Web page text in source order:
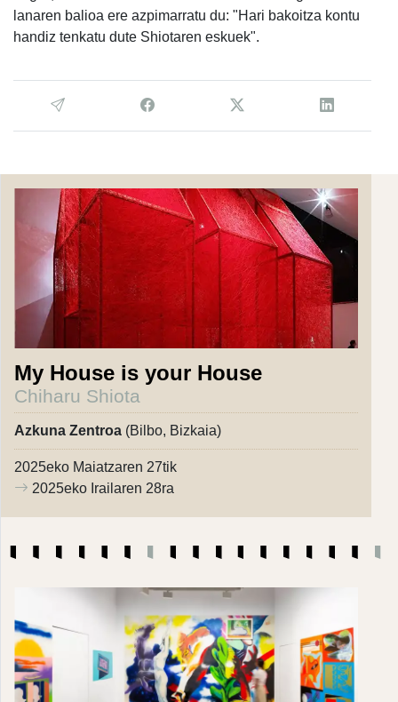
lanaren balioa ere azpimarratu du: "Hari bakoitza kontu
handiz tenkatu dute Shiotaren eskuek".
My House is your House
Chiharu Shiota
Azkuna Zentroa (Bilbo, Bizkaia)
2025eko Maiatzaren 27tik
2025eko Irailaren 28ra